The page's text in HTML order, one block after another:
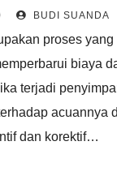
BUDI SUANDA
proses
biaya
terjadi
acuannya
dan korektif…